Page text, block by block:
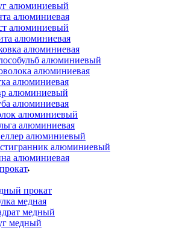
алюминиевый
алюминиевая
алюминиевый
алюминиевая
алюминиевая
алюминиевый
алюминиевая
алюминиевая
алюминиевый
алюминиевая
алюминиевый
алюминиевая
алюминиевый
алюминиевый
алюминиевая
прокат
медная
медный
медный